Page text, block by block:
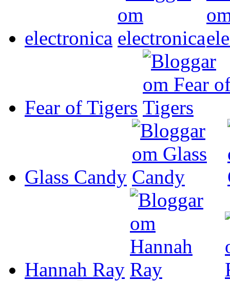
electronica
Fear of Tigers
Glass Candy
Hannah Ray